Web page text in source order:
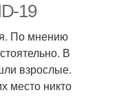
19
По мнению
В
взрослые.
место никто